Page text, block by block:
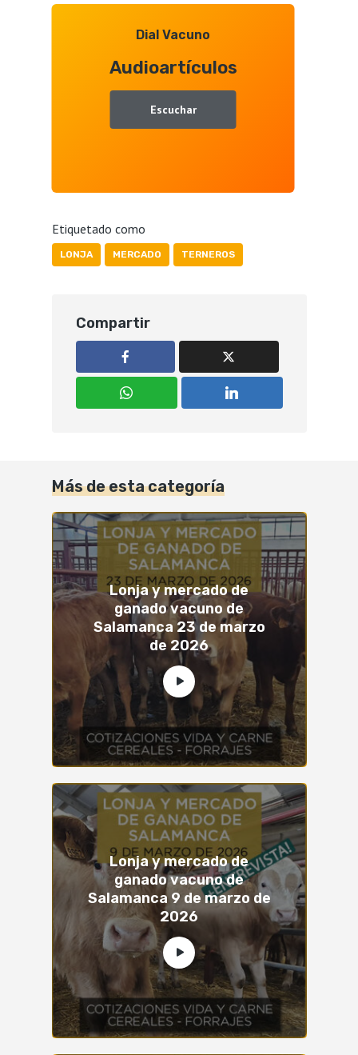
Dial Vacuno
Audioartículos
Escuchar
Etiquetado como
LONJA MERCADO TERNEROS
Compartir
Más de esta categoría
Lonja y mercado de
ganado vacuno de
Salamanca 23 de marzo
de 2026
Lonja y mercado de
ganado vacuno de
Salamanca 9 de marzo de
2026